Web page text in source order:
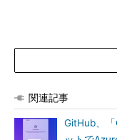
関連記事
GitHub、